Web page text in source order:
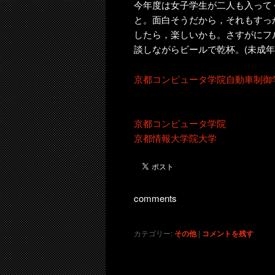
今年度は女子学生が二人も入っ
と。面白そうだから，それもす
したら，楽しいかも。さすがに
談しながらビールで乾杯。(未成
京都コンピュータ学院自動車制御
京都コンピュータ学院
京都情報大学院大学
comments
カテゴリー: その他 | コメントを残す